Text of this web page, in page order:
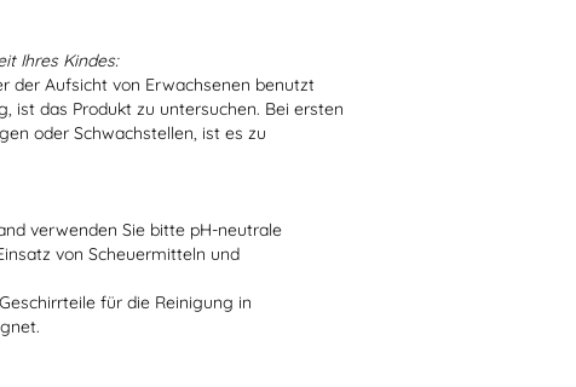
Ihres Kindes:
der Aufsicht von Erwachsenen benutzt
ist das Produkt zu untersuchen. Bei ersten
oder Schwachstellen, ist es zu
verwenden Sie bitte pH-neutrale
von Scheuermitteln und
für die Reinigung in